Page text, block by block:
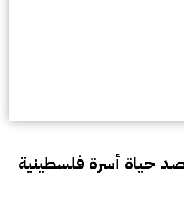
حياة أسرة فلسطينية